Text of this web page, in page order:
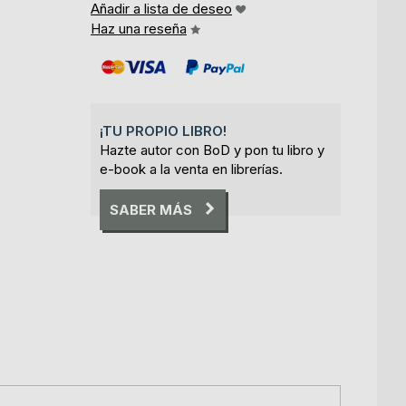
Añadir a lista de deseo
Haz una reseña
¡TU PROPIO LIBRO!
Hazte autor con BoD y pon tu libro y
e-book a la venta en librerías.
SABER MÁS